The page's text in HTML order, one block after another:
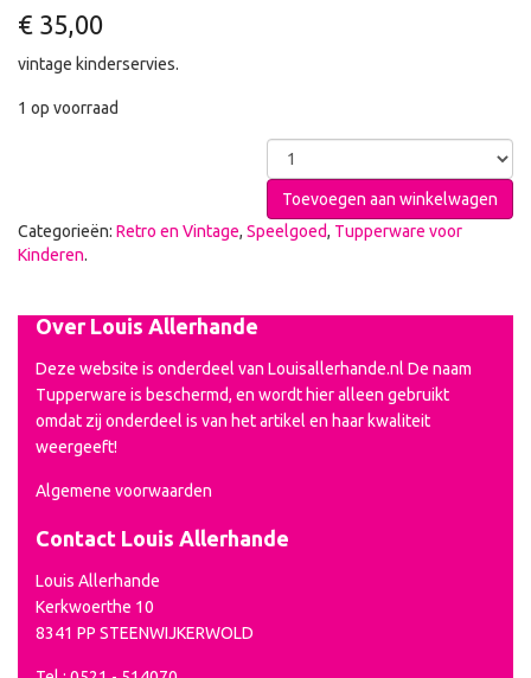
€ 35,00
vintage kinderservies.
1 op voorraad
Toevoegen aan winkelwagen
Categorieën: Retro en Vintage, Speelgoed, Tupperware voor
Kinderen.
Over Louis Allerhande
Deze website is onderdeel van Louisallerhande.nl De naam
Tupperware is beschermd, en wordt hier alleen gebruikt
omdat zij onderdeel is van het artikel en haar kwaliteit
weergeeft!
Algemene voorwaarden
Contact Louis Allerhande
Louis Allerhande
Kerkwoerthe 10
8341 PP STEENWIJKERWOLD